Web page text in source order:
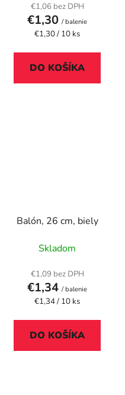
€1,06 bez DPH
€1,30 / balenie
Jednotková
€1,30 / 10 ks
DO KOŠÍKA
Balón, 26 cm, biely
Skladom
€1,09 bez DPH
€1,34 / balenie
Jednotková
€1,34 / 10 ks
DO KOŠÍKA